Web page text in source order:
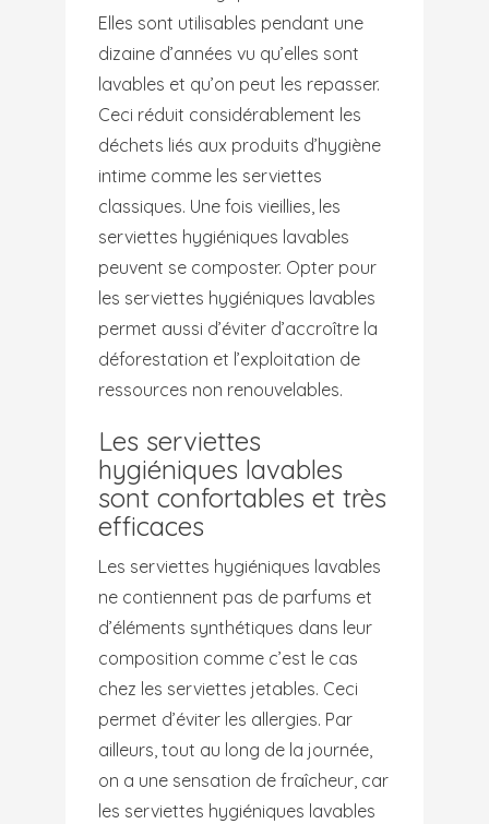
Elles sont utilisables pendant une
dizaine d’années vu qu’elles sont
lavables et qu’on peut les repasser.
Ceci réduit considérablement les
déchets liés aux produits d’hygiène
intime comme les serviettes
classiques. Une fois vieillies, les
serviettes hygiéniques lavables
peuvent se composter. Opter pour
les serviettes hygiéniques lavables
permet aussi d’éviter d’accroître la
déforestation et l’exploitation de
ressources non renouvelables.
Les serviettes
hygiéniques lavables
sont confortables et très
efficaces
Les serviettes hygiéniques lavables
ne contiennent pas de parfums et
d’éléments synthétiques dans leur
composition comme c’est le cas
chez les serviettes jetables. Ceci
permet d’éviter les allergies. Par
ailleurs, tout au long de la journée,
on a une sensation de fraîcheur, car
les serviettes hygiéniques lavables